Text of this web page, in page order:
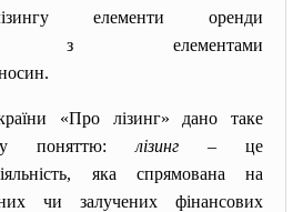
елементи оренди
з елементами
«Про лізинг» дано таке
поняттю: лізинг – це
яка спрямована на
чи залучених фінансових